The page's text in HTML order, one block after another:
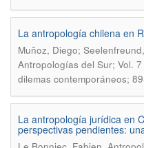
La antropología chilena en
Muñoz, Diego;
Antropologías del Sur; Vol.
dilemas contemporáneos;
La antropología jurídica en
perspectivas pendientes: